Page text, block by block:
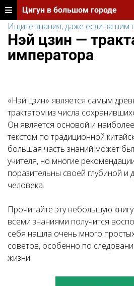
Цигун в большом городе
Ищите знания, даже если за ним
Нэй цзин —
императора
«Нэй цзин» является самым
трактатом из числа
Он является основой и
текстом по традиционной
большая часть знаний может
учителя, но многие
поразительны своей глубиной и
человека.
Прочитайте эту небольшую
всеми знаниями получится
себя нашла очень много
советов, особенно по
жизни.